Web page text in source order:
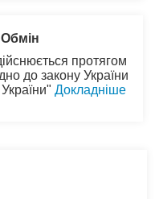
протягом
до закону України
Докладніше